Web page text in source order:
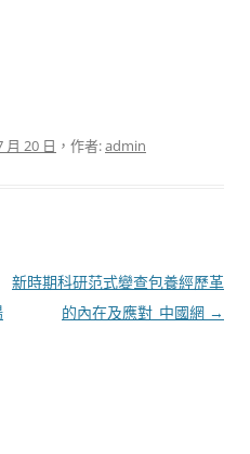
月 20 日 ，作者:admin
新時期科研范式變查包養經歷革
的內在及應對_中國網 →